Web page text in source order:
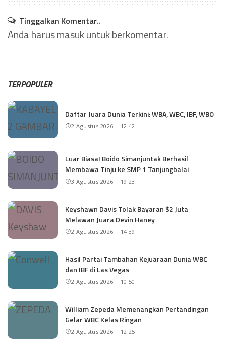
Tinggalkan Komentar..
Anda harusmasukuntuk berkomentar.
TERPOPULER
Daftar Juara Dunia Terkini: WBA, WBC, IBF, WBO
2 Agustus 2026 | 12:42
Luar Biasa! Boido Simanjuntak Berhasil
Membawa Tinju ke SMP 1 Tanjungbalai
3 Agustus 2026 | 19:23
Keyshawn Davis Tolak Bayaran $2 Juta
Melawan Juara Devin Haney
2 Agustus 2026 | 14:39
Hasil Partai Tambahan Kejuaraan Dunia WBC
dan IBF di Las Vegas
2 Agustus 2026 | 10:50
William Zepeda Memenangkan Pertandingan
Gelar WBC Kelas Ringan
2 Agustus 2026 | 12:25